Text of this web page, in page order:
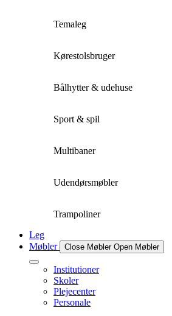
Temaleg
Kørestolsbruger
Bålhytter & udehuse
Sport & spil
Multibaner
Udendørsmøbler
Trampoliner
Leg
Møbler
Close Møbler Open Møbler
Institutioner
Skoler
Plejecenter
Personale